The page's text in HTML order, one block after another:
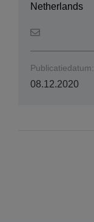
Netherlands
Publicatiedatum:
08.12.2020